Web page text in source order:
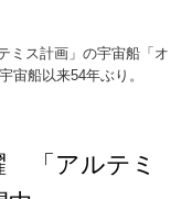
ミス計画」の宇宙船「オ
宙船以来54年ぶり。
「アルテミ